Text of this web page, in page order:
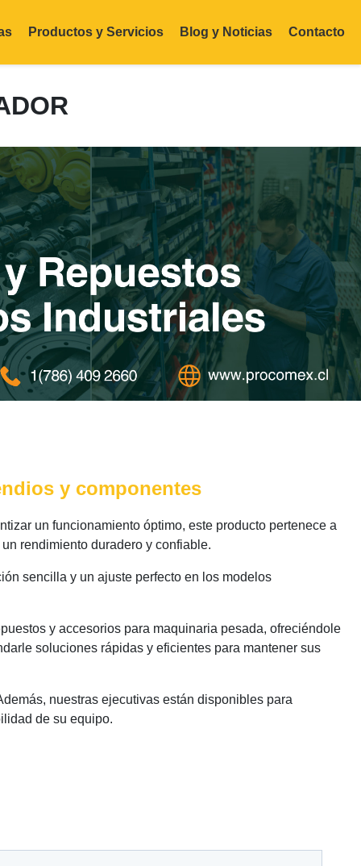
Productos y Servicios Blog y Noticias Contacto
y componentes
un funcionamiento óptimo, este producto pertenece a
rendimiento duradero y confiable.
sencilla y un ajuste perfecto en los modelos
y accesorios para maquinaria pesada, ofreciéndole
soluciones rápidas y eficientes para mantener sus
nuestras ejecutivas están disponibles para
de su equipo.